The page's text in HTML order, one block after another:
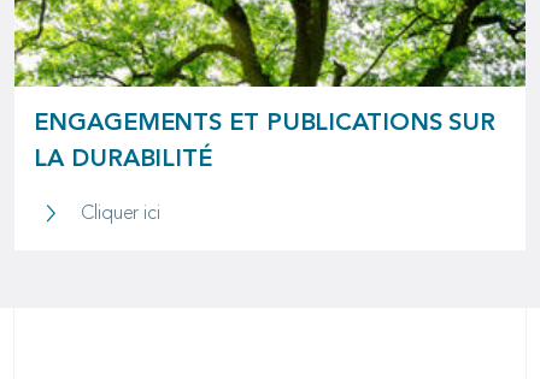
ENGAGEMENTS ET PUBLICATIONS SUR
LA DURABILITÉ
Cliquer iciEngagements et publications sur la durabilité